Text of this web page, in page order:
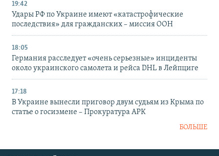
19:42
Удары РФ по Украине имеют «катастрофические
последствия» для гражданских – миссия ООН
18:05
Германия расследует «очень серьезные» инциденты
около украинского самолета и рейса DHL в Лейпциге
17:18
В Украине вынесли приговор двум судьям из Крыма по
статье о госизмене – Прокуратура АРК
БОЛЬШЕ